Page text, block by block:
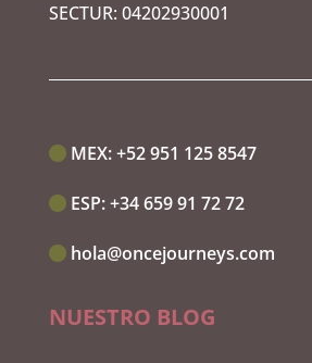
SECTUR: 04202930001
MEX:‭+52 951 125 8547
ESP:‭+34 659 91 72 72
hola@oncejourneys.com
NUESTRO BLOG